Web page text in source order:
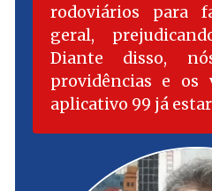
rodoviários para
geral,
Diante disso,
providências e os
aplicativo 99 já